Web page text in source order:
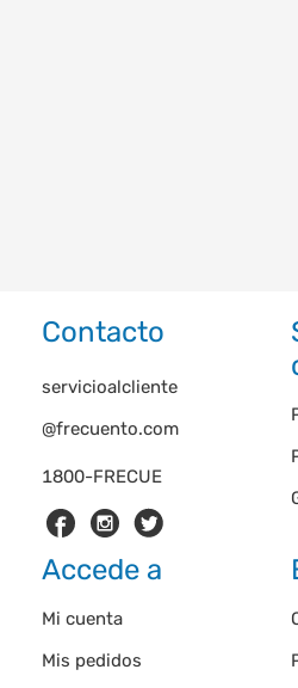
Contacto
1800-FRECUE
servicioalcliente
@frecuento.com
Accede a
Mi cuenta
Mis pedidos